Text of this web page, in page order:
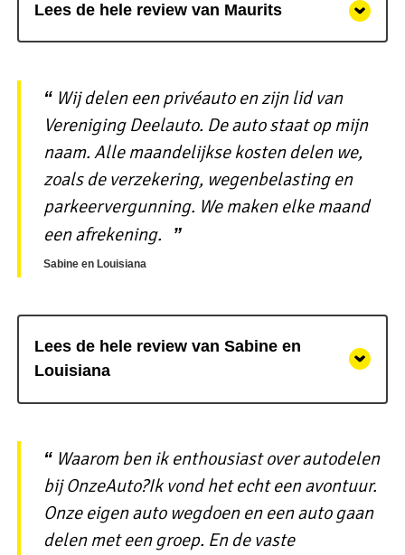
Lees de hele review van Maurits
Wij delen een privéauto en zijn lid van
Vereniging Deelauto. De auto staat op mijn
naam. Alle maandelijkse kosten delen we,
zoals de verzekering, wegenbelasting en
parkeervergunning. We maken elke maand
een afrekening.
Sabine en Louisiana
Lees de hele review van Sabine en
Louisiana
Waarom ben ik enthousiast over autodelen
bij OnzeAuto?Ik vond het echt een avontuur.
Onze eigen auto wegdoen en een auto gaan
delen met een groep. En de vaste